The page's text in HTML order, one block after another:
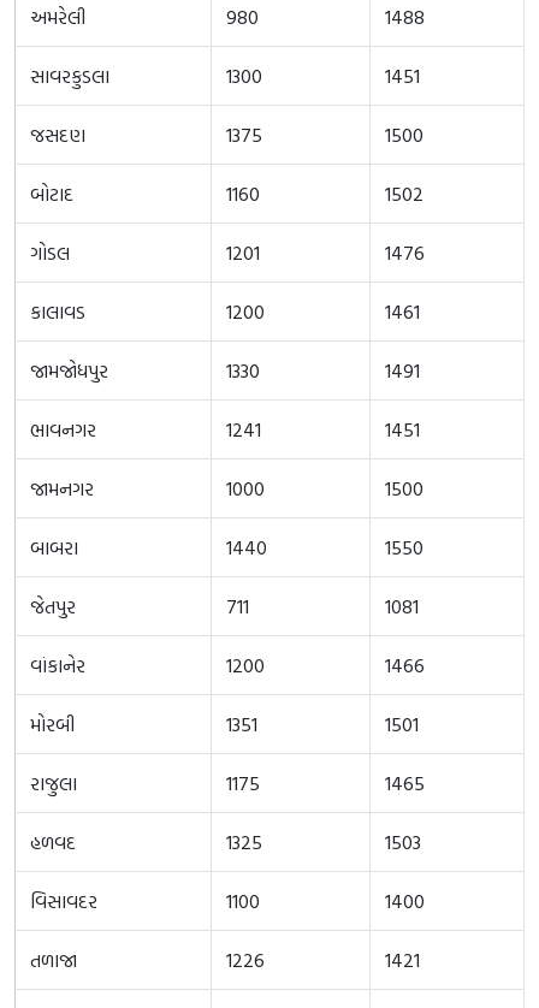
અમરેલી 980 1488
સાવરકુડલા 1300 1451
જસદણ 1375 1500
બોટાદ 1160 1502
ગોડલ 1201 1476
કાલાવડ 1200 1461
જામજોધપુર 1330 1491
ભાવનગર 1241 1451
જામનગર 1000 1500
બાબરા 1440 1550
જેતપુર 711 1081
વાંકાનેર 1200 1466
મોરબી 1351 1501
રાજુલા 1175 1465
હળવદ 1325 1503
વિસાવદર 1100 1400
તળાજા 1226 1421